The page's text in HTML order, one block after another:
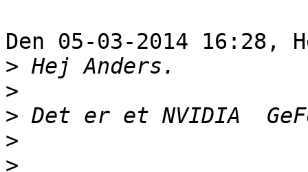
Den 05-03-2014 16:28,
>
>
>
>
>